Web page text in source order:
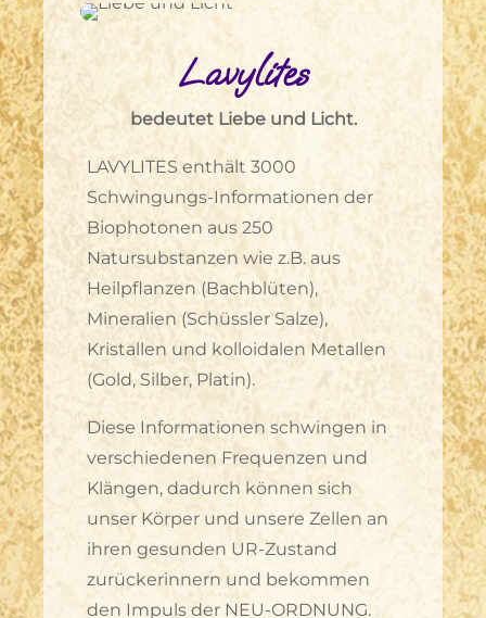
Lavylites
bedeutet Liebe und Licht.
LAVYLITES enthält 3000
Schwingungs-Informationen der
Biophotonen aus 250
Natursubstanzen wie z.B. aus
Heilpflanzen (Bachblüten),
Mineralien (Schüssler Salze),
Kristallen und kolloidalen Metallen
(Gold, Silber, Platin).
Diese Informationen schwingen in
verschiedenen Frequenzen und
Klängen, dadurch können sich
unser Körper und unsere Zellen an
ihren gesunden UR-Zustand
zurückerinnern und bekommen
den Impuls der NEU-ORDNUNG.